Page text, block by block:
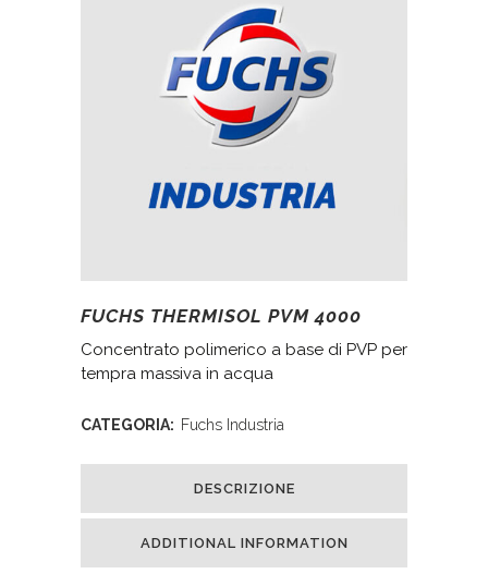
FUCHS THERMISOL PVM 4000
Concentrato polimerico a base di PVP per
tempra massiva in acqua
CATEGORIA: Fuchs Industria
DESCRIZIONE
ADDITIONAL INFORMATION